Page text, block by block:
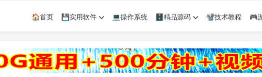
🏠首页 💾实用软件 💻操作系统 🗄️精品源码 📽️技术教程 🎮